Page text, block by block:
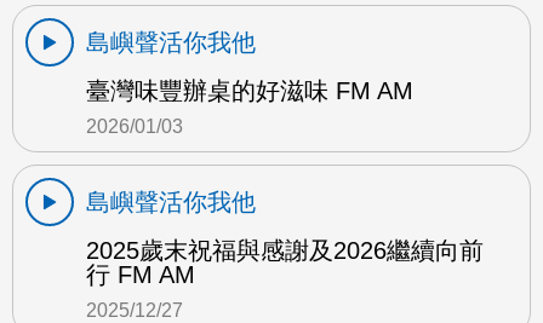
島嶼聲活你我他
臺灣味豐辦桌的好滋味 FM AM
2026/01/03
島嶼聲活你我他
2025歲末祝福與感謝及2026繼續向前
行 FM AM
2025/12/27